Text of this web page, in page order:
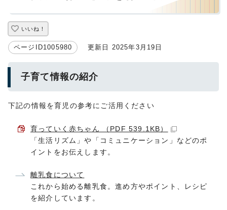
いいね！
ページID1005980 更新日 2025年3月19日
子育て情報の紹介
下記の情報を育児の参考にご活用ください
育っていく赤ちゃん （PDF 539.1KB）
「生活リズム」や「コミュニケーション」などのポ
イントをお伝えします。
離乳食について
これから始める離乳食。進め方やポイント、レシピ
を紹介しています。